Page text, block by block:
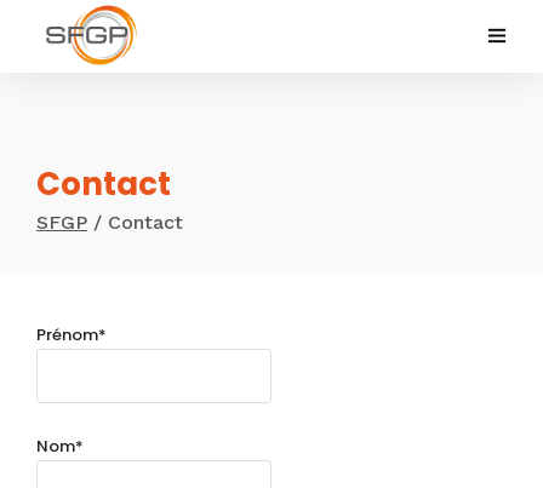
Contact
SFGP / Contact
Prénom*
Nom*